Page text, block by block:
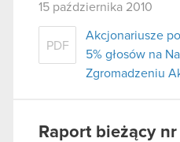
15 października 2010
PDF
Akcjonariusze
5% głosów na
Zgromadzeniu
Raport bieżący nr